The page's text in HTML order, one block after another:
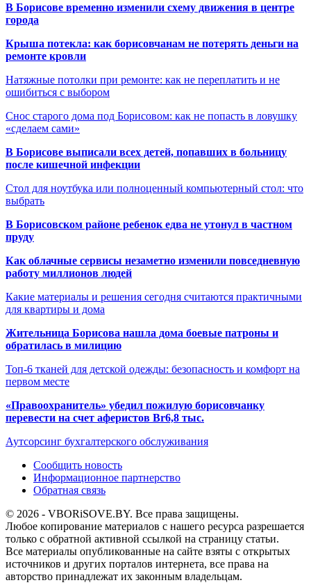
В Борисове временно изменили схему движения в центре
города
Крыша потекла: как борисовчанам не потерять деньги на
ремонте кровли
Натяжные потолки при ремонте: как не переплатить и не
ошибиться с выбором
Снос старого дома под Борисовом: как не попасть в ловушку
«сделаем сами»
В Борисове выписали всех детей, попавших в больницу
после кишечной инфекции
Стол для ноутбука или полноценный компьютерный стол: что
выбрать
В Борисовском районе ребенок едва не утонул в частном
пруду
Как облачные сервисы незаметно изменили повседневную
работу миллионов людей
Какие материалы и решения сегодня считаются практичными
для квартиры и дома
Жительница Борисова нашла дома боевые патроны и
обратилась в милицию
Топ-6 тканей для детской одежды: безопасность и комфорт на
первом месте
«Правоохранитель» убедил пожилую борисовчанку
перевести на счет аферистов Br6,8 тыс.
Аутсорсинг бухгалтерского обслуживания
Сообщить новость
Информационное партнерство
Обратная связь
© 2026 - VBORiSOVE.BY. Все права защищены.
Любое копирование материалов с нашего ресурса разрешается
только с обратной активной ссылкой на страницу статьи.
Все материалы опубликованные на сайте взяты с открытых
источников и других порталов интернета, все права на
авторство принадлежат их законным владельцам.